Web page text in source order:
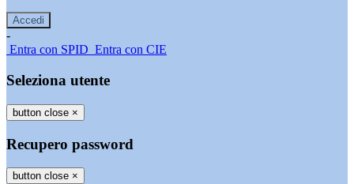
-
Entra con SPID Entra con CIE
Seleziona utente
button close ×
Recupero password
button close ×